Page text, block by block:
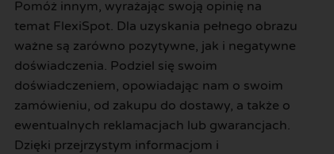
Pomóż innym, wyrażając swoją opinię na
temat FlexiSpot. Dla uzyskania pełnego obrazu
ważne są zarówno pozytywne, jak i negatywne
doświadczenia. Podziel się swoim
doświadczeniem, opowiadając nam o swoim
zamówieniu, od zakupu do dostawy, a także o
ewentualnych reklamacjach lub gwarancjach.
Dzięki przejrzystym informacjom i